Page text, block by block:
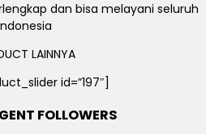
dan bisa melayani seluruh
LAINNYA
id=”197″]
FOLLOWERS